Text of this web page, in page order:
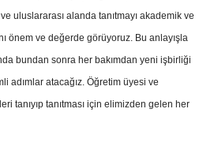
uluslararası alanda tanıtmayı akademik ve
önem ve değerde görüyoruz. Bu anlayışla
bundan sonra her bakımdan yeni işbirliği
adımlar atacağız. Öğretim üyesi ve
tanıyıp tanıtması için elimizden gelen her